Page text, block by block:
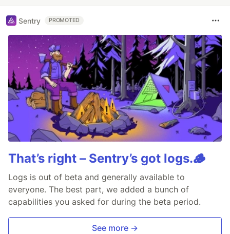
Sentry PROMOTED
That’s right – Sentry’s got logs.🪵
Logs is out of beta and generally available to
everyone. The best part, we added a bunch of
capabilities you asked for during the beta period.
See more →